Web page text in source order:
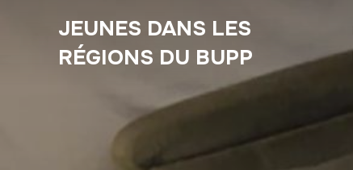
JEUNES DANS LES
RÉGIONS DU BUPP